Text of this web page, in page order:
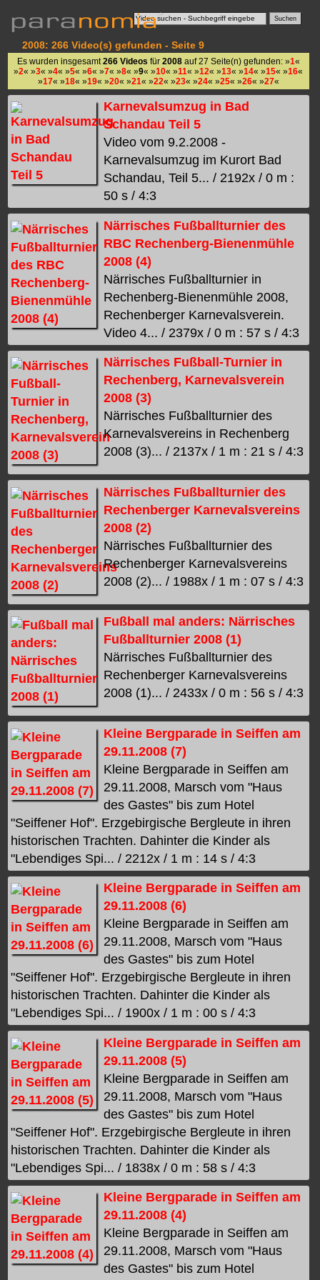
2008: 266 Video(s) gefunden - Seite 9
Es wurden insgesamt 266 Videos für 2008auf 27 Seite(n) gefunden: »1«
»2« »3« »4« »5« »6« »7« »8« »9« »10« »11« »12« »13« »14« »15« »16«
»17« »18« »19« »20« »21« »22« »23« »24« »25« »26« »27«
Karnevalsumzug in Bad
Schandau Teil 5
Video vom 9.2.2008 -
Karnevalsumzug im Kurort Bad
Schandau, Teil 5... / 2192x / 0 m :
50 s / 4:3
Närrisches Fußballturnier des
RBC Rechenberg-Bienenmühle
2008 (4)
Närrisches Fußballturnier in
Rechenberg-Bienenmühle 2008,
Rechenberger Karnevalsverein.
Video 4... / 2379x / 0 m : 57 s / 4:3
Närrisches Fußball-Turnier in
Rechenberg, Karnevalsverein
2008 (3)
Närrisches Fußballturnier des
Karnevalsvereins in Rechenberg
2008 (3)... / 2137x / 1 m : 21 s / 4:3
Närrisches Fußballturnier des
Rechenberger Karnevalsvereins
2008 (2)
Närrisches Fußballturnier des
Rechenberger Karnevalsvereins
2008 (2)... / 1988x / 1 m : 07 s / 4:3
Fußball mal anders: Närrisches
Fußballturnier 2008 (1)
Närrisches Fußballturnier des
Rechenberger Karnevalsvereins
2008 (1)... / 2433x / 0 m : 56 s / 4:3
Kleine Bergparade in Seiffen am
29.11.2008 (7)
Kleine Bergparade in Seiffen am
29.11.2008, Marsch vom "Haus
des Gastes" bis zum Hotel
"Seiffener Hof". Erzgebirgische Bergleute in ihren
historischen Trachten. Dahinter die Kinder als
"Lebendiges Spi... / 2212x / 1 m : 14 s / 4:3
Kleine Bergparade in Seiffen am
29.11.2008 (6)
Kleine Bergparade in Seiffen am
29.11.2008, Marsch vom "Haus
des Gastes" bis zum Hotel
"Seiffener Hof". Erzgebirgische Bergleute in ihren
historischen Trachten. Dahinter die Kinder als
"Lebendiges Spi... / 1900x / 1 m : 00 s / 4:3
Kleine Bergparade in Seiffen am
29.11.2008 (5)
Kleine Bergparade in Seiffen am
29.11.2008, Marsch vom "Haus
des Gastes" bis zum Hotel
"Seiffener Hof". Erzgebirgische Bergleute in ihren
historischen Trachten. Dahinter die Kinder als
"Lebendiges Spi... / 1838x / 0 m : 58 s / 4:3
Kleine Bergparade in Seiffen am
29.11.2008 (4)
Kleine Bergparade in Seiffen am
29.11.2008, Marsch vom "Haus
des Gastes" bis zum Hotel